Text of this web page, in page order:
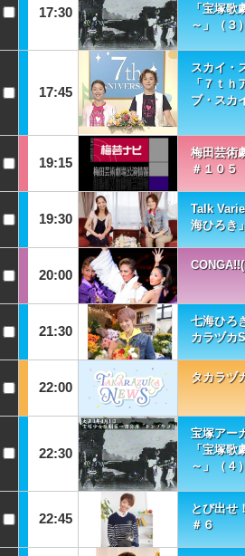
17:30
「宝塚
～」（３）
17:45
スカイ・
「７ｔ
ブ・スカ
19:15
梅田芸術
＃１０５
19:30
Talk
海ひろき」
20:00
21:30
七海ひろ
カラヅカ
22:00
タカラヅ
22:30
宝塚アー
「宝塚
～」（４）
22:45
とび出せ
＃６